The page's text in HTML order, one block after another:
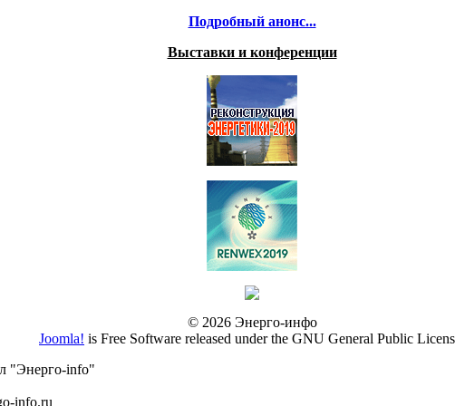
Подробный анонс...
Выставки и конференции
© 2026 Энерго-инфо
Joomla! is Free Software released under the GNU General Public
"Энерго-info"
info.ru